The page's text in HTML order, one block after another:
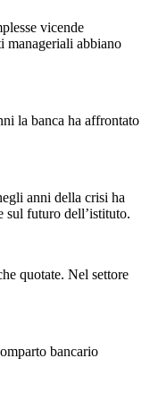
vicende
manageriali abbiano
la banca ha affrontato
anni della crisi ha
sul futuro dell’istituto.
quotate. Nel settore
bancario